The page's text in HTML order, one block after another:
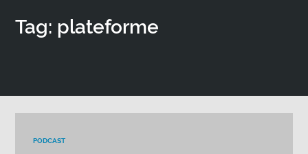
Tag: plateforme
PODCAST